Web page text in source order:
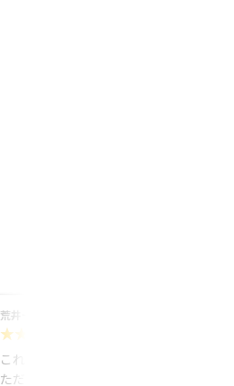
荒井一嘉
これまでさまざまな方をご紹介させてい
ただきましたが、いつも一人ひとりの気